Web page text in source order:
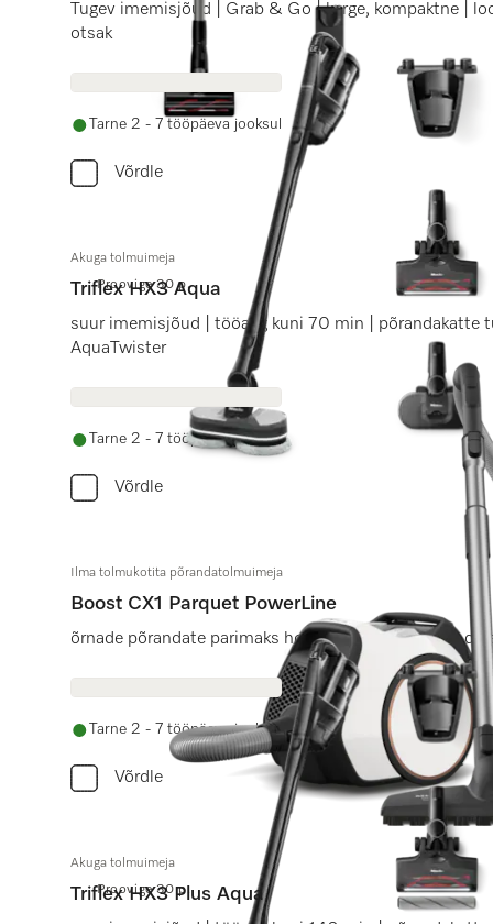
Tugev imemisjõud | Grab & Go | kerge, kompaktne |
otsak
Tarne 2 - 7 tööpäeva jooksul
Võrdle
Proovige 30 p.
Akuga tolmuimeja
Triflex HX3 Aqua
suur imemisjõud | tööaeg kuni 70 min | põrandakatte
AquaTwister
Tarne 2 - 7 tööpäeva jooksul
Võrdle
Ilma tolmukotita põrandatolmuimeja
Boost CX1 Parquet PowerLine
õrnade põrandate parimaks hoolduseks kompaktse
Tarne 2 - 7 tööpäeva jooksul
Võrdle
Proovige 30 p.
Akuga tolmuimeja
Triflex HX3 Plus Aqua